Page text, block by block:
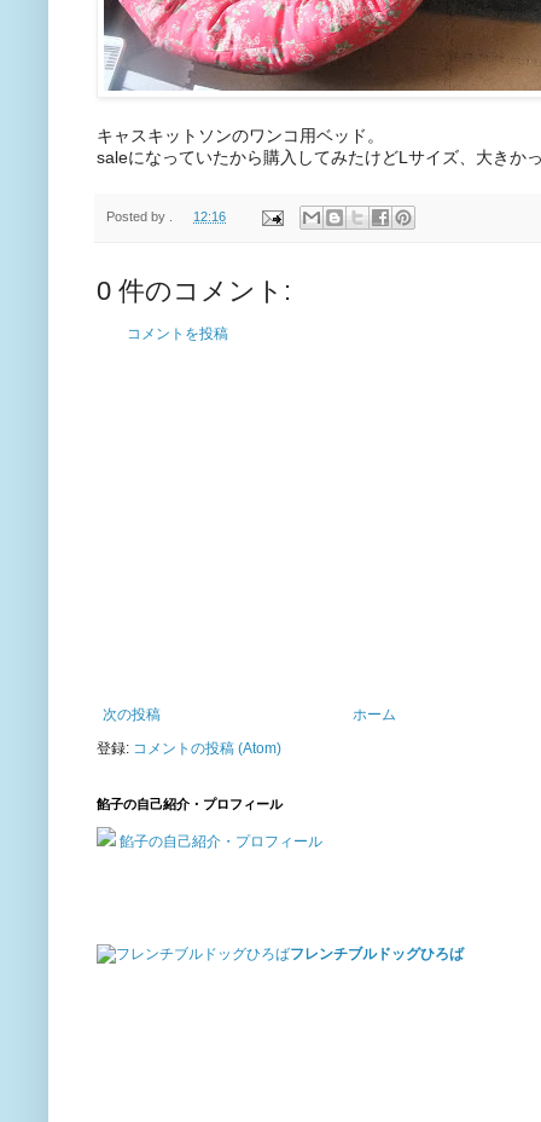
キャスキットソンのワンコ用ベッド。
saleになっていたから購入してみたけどLサイズ、大きか
Posted by 12:16
0 件のコメント:
コメントを投稿
次の投稿
ホーム
登録: コメントの投稿 (Atom)
餡子の自己紹介・プロフィール
餡子の自己紹介・プロフィール
フレンチブルドッグひろば